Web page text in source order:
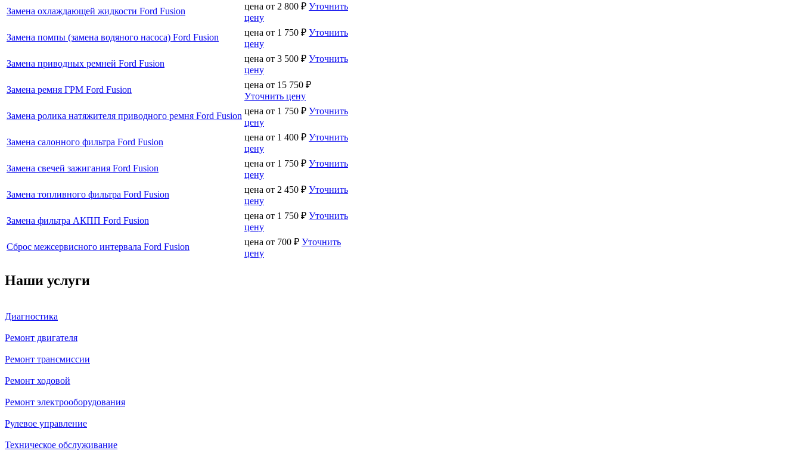
Замена охлаждающей жидкости Ford Fusion
цена от 2 800 ₽ Уточнить
цену
Замена помпы (замена водяного насоса) Ford Fusion
цена от 1 750 ₽ Уточнить
цену
Замена приводных ремней Ford Fusion
цена от 3 500 ₽ Уточнить
цену
Замена ремня ГРМ Ford Fusion
цена от 15 750 ₽
Уточнить цену
Замена ролика натяжителя приводного ремня Ford Fusion цена от 1 750 ₽ Уточнить
цену
Замена салонного фильтра Ford Fusion
цена от 1 400 ₽ Уточнить
цену
Замена свечей зажигания Ford Fusion
цена от 1 750 ₽ Уточнить
цену
Замена топливного фильтра Ford Fusion
цена от 2 450 ₽ Уточнить
цену
Замена фильтра АКПП Ford Fusion
цена от 1 750 ₽ Уточнить
цену
Сброс межсервисного интервала Ford Fusion
цена от 700 ₽ Уточнить
цену
Наши услуги
Диагностика
Ремонт двигателя
Ремонт трансмиссии
Ремонт ходовой
Ремонт электрооборудования
Рулевое управление
Техническое обслуживание